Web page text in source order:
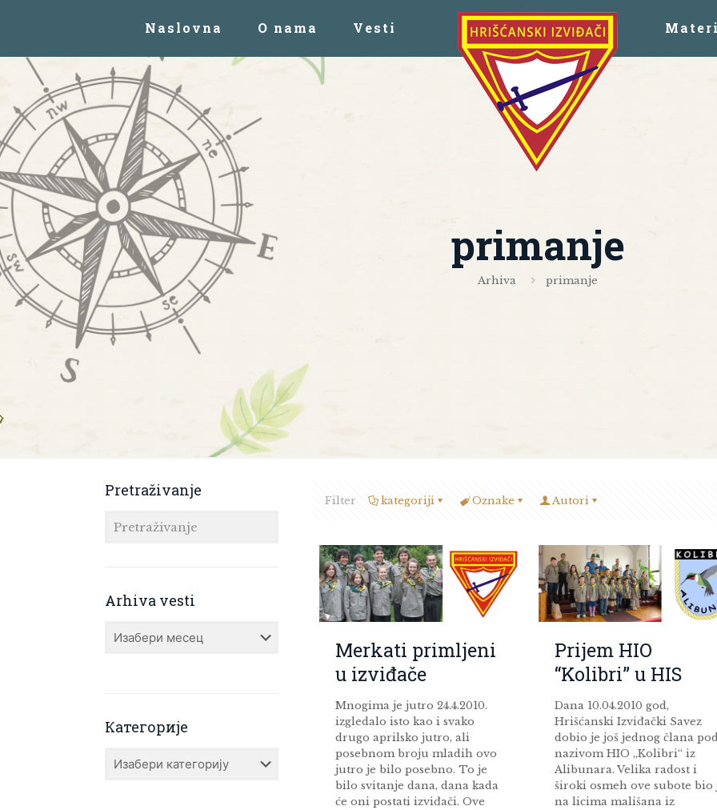
Naslovna O nama Vesti
primanje
Arhiva primanje
Filter kategoriji Oznake Autori
Merkati primljeni
u izviđače
Mnogima je jutro 24.4.2010.
izgledalo isto kao i svako
drugo aprilsko jutro, ali
posebnom broju mladih ovo
jutro je bilo posebno. To je
bilo svitanje dana, dana kada
će oni postati izviđači. Ove
Prijem HIO
“Kolibri” u HIS
Dana 10.04.2010 god,
Hrišćanski Izviđački Savez
dobio je još jednog člana
nazivom HIO „Kolibri“ iz
Alibunara. Velika radost i
široki osmeh ove subote bio
na licima mališana iz
Pretraživanje
Arhiva vesti
vesti
Категорије